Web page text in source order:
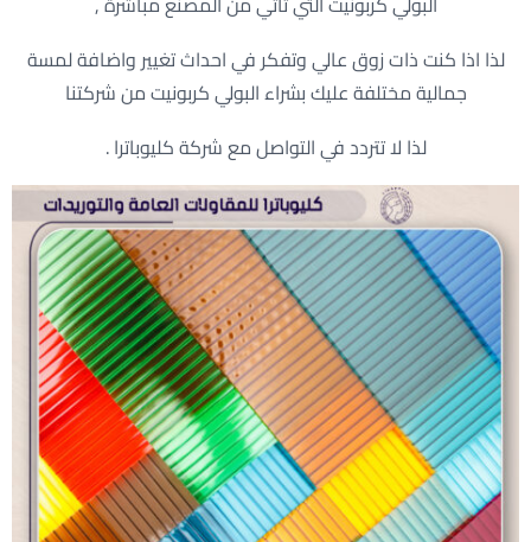
لذا اذا كنت ذات زوق عالي وتفكر في احداث تغيير واضافة لمسة
جمالية مختلفة عليك بشراء البولي كربونيت من شركتنا
لذا لا تتردد في التواصل مع شركة كليوباترا .